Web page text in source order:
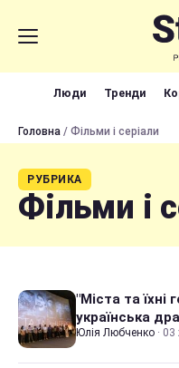
Люди Тренди
Головна / Фільми і серіали
РУБРИКА
Фільми і
"Міста та їхні
українська
Юлія Любченко · 03